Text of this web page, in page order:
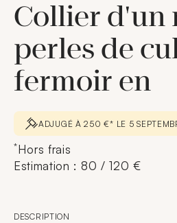
Collier d'un
perles de
fermoir en
ADJUGÉ À 250 €* LE 5
*Hors frais
Estimation : 80 / 120 €
DESCRIPTION